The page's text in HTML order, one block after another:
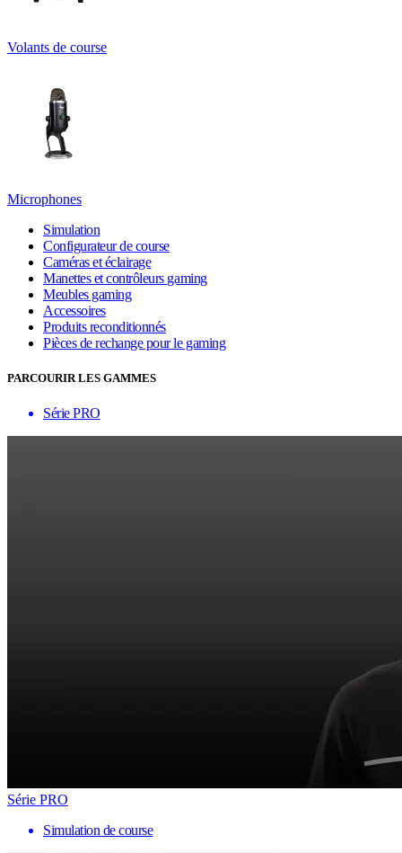
Volants de course
Microphones
Simulation
Configurateur de course
Caméras et éclairage
Manettes et contrôleurs gaming
Meubles gaming
Accessoires
Produits reconditionnés
Pièces de rechange pour le gaming
PARCOURIR LES GAMMES
Série PRO
Série PRO
Simulation de course